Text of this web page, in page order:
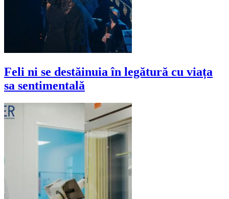
Feli ni se destăinuia în legătură cu viața
sa sentimentală